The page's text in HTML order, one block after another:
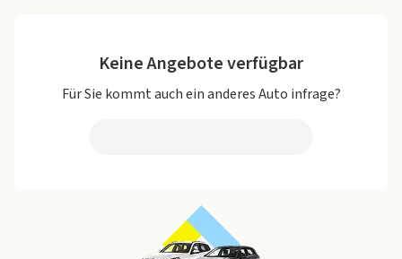
Keine Angebote verfügbar
Für Sie kommt auch ein anderes Auto infrage?